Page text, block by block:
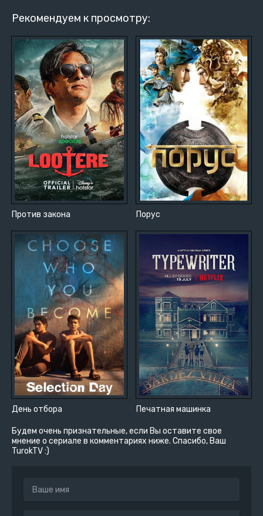
Рекомендуем к просмотру:
Против закона Порус
День отбора Печатная машинка
Будем очень признательные, если Вы оставите свое
мнение о сериале в комментариях ниже. Спасибо, Ваш
TurokTV :)